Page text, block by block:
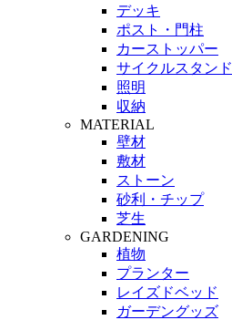
デッキ
ポスト・門柱
カーストッパー
サイクルスタンド
照明
収納
MATERIAL
壁材
敷材
ストーン
砂利・チップ
芝生
GARDENING
植物
プランター
レイズドベッド
ガーデングッズ